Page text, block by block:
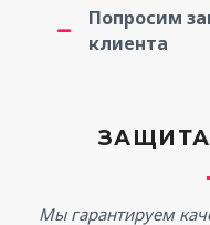
Попросим
клиента
Мы гарантируем